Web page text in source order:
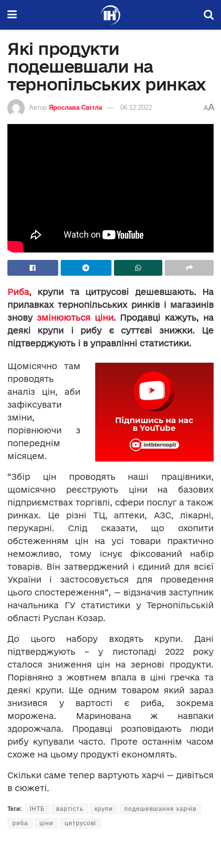
Які продукти
подешевшали на
тернопільських ринках
Автор Ярослава Світла 06.12.2022 AA
Риба, крупи та цитрусові дешевшають. На
прилавках тернопільських ринків і магазинів
знову змінюються ціни. Продавці кажуть, на
деякі крупи і рибу є суттєві знижки. Це
підтверджують і в управлінні статистики.
Щомісячно там
проводять
аналіз цін, аби
зафіксувати
зміни,
порівнюючи з
попереднім
місяцем.
“Збір цін проводять наші працівники,
щомісячно реєструють ціни на базових
підприємствах торгівлі, сфери послуг а також
ринках. Це різні ТЦ, аптеки, АЗС, лікарні,
перукарні. Слід сказати, що охопити
обстеженням цін на усі товари практично
неможливо, тому існує фіксований набір
товарів. Він затверджений і єдиний для всієї
України і застосовується для проведення
цього спостереження”, — відзначив заступник
начальника ГУ статистики у Тернопільській
області Руслан Козар.
До цього набору входять крупи. Дані
підтверджують – у листопаді 2022 року
сталося зниження цін на зернові продукти.
Порівняно з жовтнем впала в ціні гречка та
деякі крупи. Ще одним товаром який зараз
знизився у вартості є риба, зокрема
морожена. Маринована ж навпаки
здорожчала. Продавці розповідають люди
рибу купували часто. Проте останнім часом
схоже на цьому продукті економлять.
Скільки саме тепер вартують харчі — дивіться
в сюжеті.
Теги: ІНТБ вартість крупи подешевшання харчів
риба ціни цитрусові